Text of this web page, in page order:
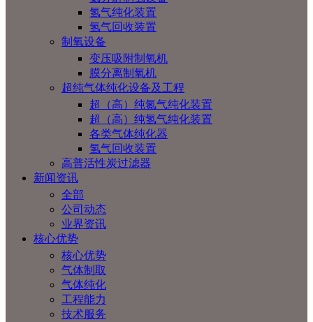
氢气纯化装置
氢气回收装置
制氧设备
变压吸附制氧机
膜分离制氧机
超纯气体纯化设备及工程
超（高）纯氮气纯化装置
超（高）纯氢气纯化装置
各类气体纯化器
氢气回收装置
高普活性炭过滤器
新闻资讯
全部
公司动态
业界资讯
核心优势
核心优势
气体制取
气体纯化
工程能力
技术服务